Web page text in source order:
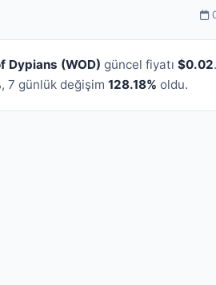
Dypians (WOD) güncel fiyatı $0.02
, 7 günlük değişim 128.18% oldu.